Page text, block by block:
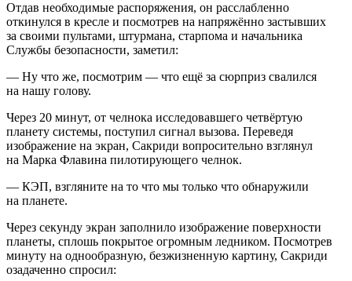
Отдав необходимые распоряжения, он расслабленно
откинулся в кресле и посмотрев на напряжённо застывших
за своими пультами, штурмана, старпома и начальника
Службы безопасности, заметил:
— Ну что же, посмотрим — что ещё за сюрприз свалился
на нашу голову.
Через 20 минут, от челнока исследовавшего четвёртую
планету системы, поступил сигнал вызова. Переведя
изображение на экран, Сакриди вопросительно взглянул
на Марка Флавина пилотирующего челнок.
— КЭП, взгляните на то что мы только что обнаружили
на планете.
Через секунду экран заполнило изображение поверхности
планеты, сплошь покрытое огромным ледником. Посмотрев
минуту на однообразную, безжизненную картину, Сакриди
озадаченно спросил: